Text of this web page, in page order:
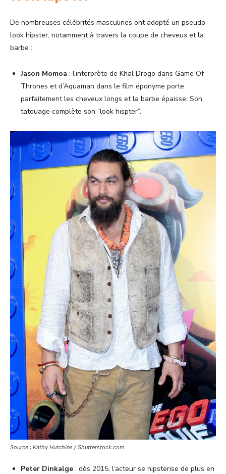
De nombreuses célébrités masculines ont adopté un pseudo
look hipster, notamment à travers la coupe de cheveux et la
barbe :
Jason Momoa : l’interprète de Khal Drogo dans Game Of
Thrones et d’Aquaman dans le film éponyme porte
parfaitement les cheveux longs et la barbe épaisse. Son
tatouage complète son “look hispter”.
Source : Kathy Hutchins / Shutterstock.com
Peter Dinkalge : dès 2015, l’acteur se hipsterise de plus en